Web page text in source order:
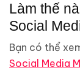
Làm thế
Social
Bạn có thể
Social Media